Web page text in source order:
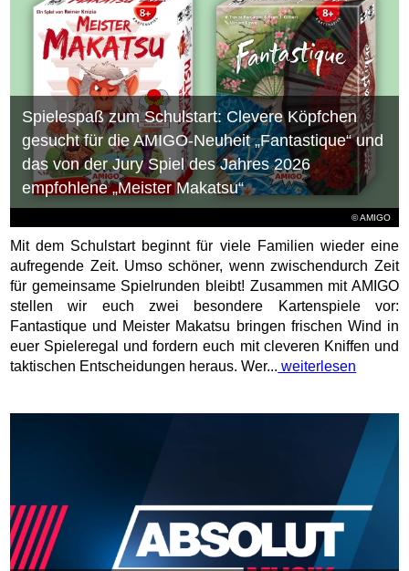
© AMIGO
Spielespaß zum Schulstart: Clevere Köpfchen
gesucht für die AMIGO-Neuheit „Fantastique“ und
das von der Jury Spiel des Jahres 2026
empfohlene „Meister Makatsu“
Mit dem Schulstart beginnt für viele Familien wieder eine
aufregende Zeit. Umso schöner, wenn zwischendurch Zeit
für gemeinsame Spielrunden bleibt! Zusammen mit AMIGO
stellen wir euch zwei besondere Kartenspiele vor:
Fantastique und Meister Makatsu bringen frischen Wind in
euer Spieleregal und fordern euch mit cleveren Kniffen und
taktischen Entscheidungen heraus. Wer... weiterlesen